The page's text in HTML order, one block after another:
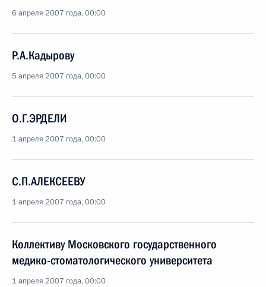
6 апреля 2007 года, 00:00
Р.А.Кадырову
5 апреля 2007 года, 00:00
О.Г.ЭРДЕЛИ
1 апреля 2007 года, 00:00
С.П.АЛЕКСЕЕВУ
1 апреля 2007 года, 00:00
Коллективу Московского государственного
медико-стоматологического университета
1 апреля 2007 года, 00:00